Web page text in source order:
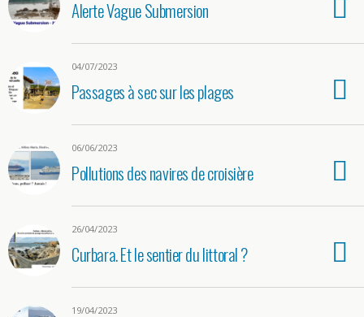
Alerte Vague Submersion
04/07/2023
Passages à sec sur les plages
06/06/2023
Pollutions des navires de croisière
26/04/2023
Curbara. Et le sentier du littoral ?
19/04/2023